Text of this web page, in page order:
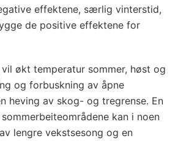
effektene, særlig vinterstid,
de positive effektene for
økt temperatur sommer, høst og
og forbuskning av åpne
heving av skog- og tregrense. En
kan i noen
lengre vekstsesong og en